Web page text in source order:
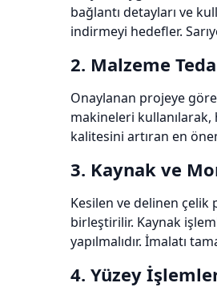
bağlantı detayları ve
indirmeyi hedefler.
2. Malzeme
Onaylanan projeye
makineleri
kalitesini artıran en
3. Kaynak ve
Kesilen ve delinen çelik
birleştirilir. Kaynak
yapılmalıdır. İmalatı
4. Yüzey